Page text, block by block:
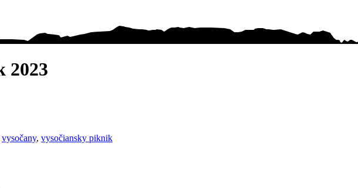
2023
vysočany, vysočiansky piknik